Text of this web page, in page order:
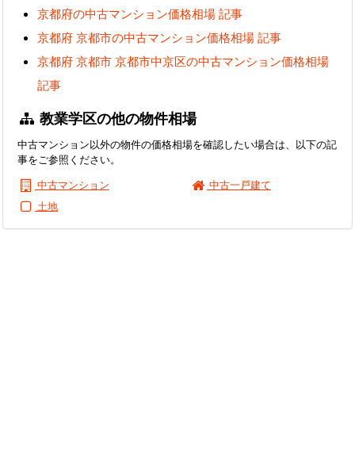
京都府の中古マンション価格相場 記事
京都府 京都市の中古マンション価格相場 記事
京都府 京都市 京都市中京区の中古マンション価格相場
記事
教業学区の他の物件相場
中古マンション以外の物件の価格相場を確認したい場合は、以下の記
事をご参照ください。
中古マンション
中古一戸建て
土地